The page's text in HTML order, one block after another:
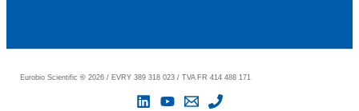
Eurobio Scientific© 2026 / EVRY 389 318 023 / TVA FR 414 488 171